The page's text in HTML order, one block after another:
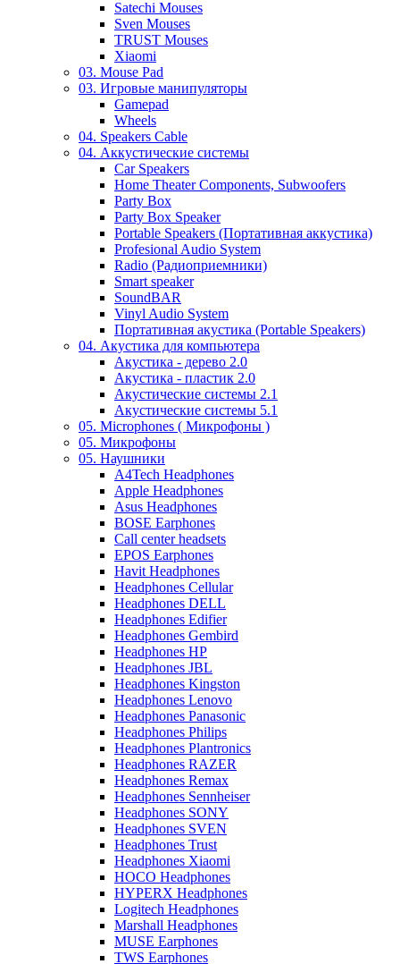
Satechi Mouses
Sven Mouses
TRUST Mouses
Xiaomi
03. Mouse Pad
03. Игровые манипуляторы
Gamepad
Wheels
04. Speakers Cable
04. Аккустические системы
Car Speakers
Home Theater Components, Subwoofers
Party Box
Party Box Speaker
Portable Speakers (Портативная аккустика)
Profesional Audio System
Radio (Радиоприемники)
Smart speaker
SoundBAR
Vinyl Audio System
Портативная акустика (Portable Speakers)
04. Акустика для компьютера
Акустика - дерево 2.0
Акустика - пластик 2.0
Акустические системы 2.1
Акустические системы 5.1
05. Microphones ( Микрофоны )
05. Микрофоны
05. Наушники
A4Tech Headphones
Apple Headphones
Asus Headphones
BOSE Earphones
Call center headsets
EPOS Earphones
Havit Headphones
Headphones Cellular
Headphones DELL
Headphones Edifier
Headphones Gembird
Headphones HP
Headphones JBL
Headphones Kingston
Headphones Lenovo
Headphones Panasonic
Headphones Philips
Headphones Plantronics
Headphones RAZER
Headphones Remax
Headphones Sennheiser
Headphones SONY
Headphones SVEN
Headphones Trust
Headphones Xiaomi
HOCO Headphones
HYPERX Headphones
Logitech Headphones
Marshall Headphones
MUSE Earphones
TWS Earphones